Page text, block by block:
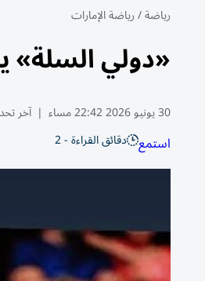
رياضة/رياضة الإمارات
«دولي السلة»
30 يونيو 2026 22:42 مساء | آخر
استمع دقائق القراءة - 2